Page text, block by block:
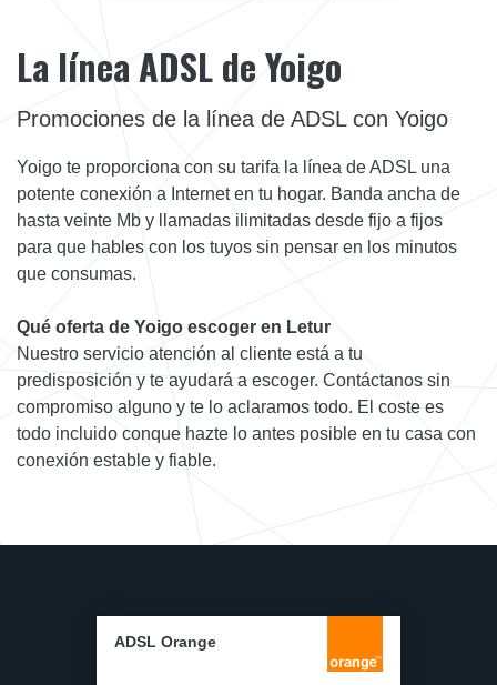
La línea ADSL de Yoigo
Promociones de la línea de ADSL con Yoigo
Yoigo te proporciona con su tarifa la línea de ADSL una
potente conexión a Internet en tu hogar. Banda ancha de
hasta veinte Mb y llamadas ilimitadas desde fijo a fijos
para que hables con los tuyos sin pensar en los minutos
que consumas.
Qué oferta de Yoigo escoger en Letur
Nuestro servicio atención al cliente está a tu
predisposición y te ayudará a escoger. Contáctanos sin
compromiso alguno y te lo aclaramos todo. El coste es
todo incluido conque hazte lo antes posible en tu casa con
conexión estable y fiable.
ADSL Orange